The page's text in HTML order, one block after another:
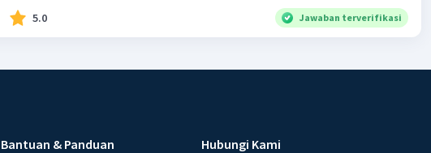
5.0 Jawaban terverifikasi
Bantuan & Panduan Hubungi Kami